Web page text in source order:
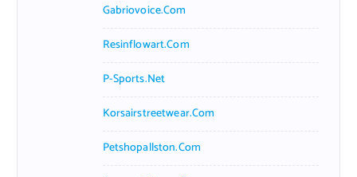
Gabriovoice.com
Resinflowart.com
P-Sports.net
Korsairstreetwear.com
Petshopallston.com